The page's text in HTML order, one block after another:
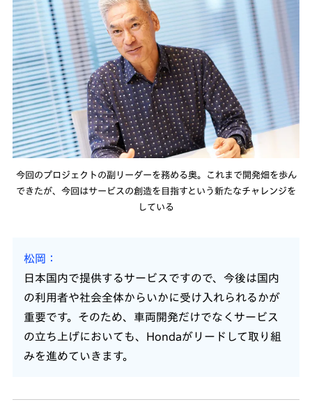
今回のプロジェクトの副リーダーを務める奥。これまで開発畑を歩ん
できたが、今回はサービスの創造を目指すという新たなチャレンジを
している
松岡
日本国内で提供するサービスですので、今後は国内
の利用者や社会全体からいかに受け入れられるかが
重要です。そのため、車両開発だけでなくサービス
の立ち上げにおいても、Hondaがリードして取り組
みを進めていきます。